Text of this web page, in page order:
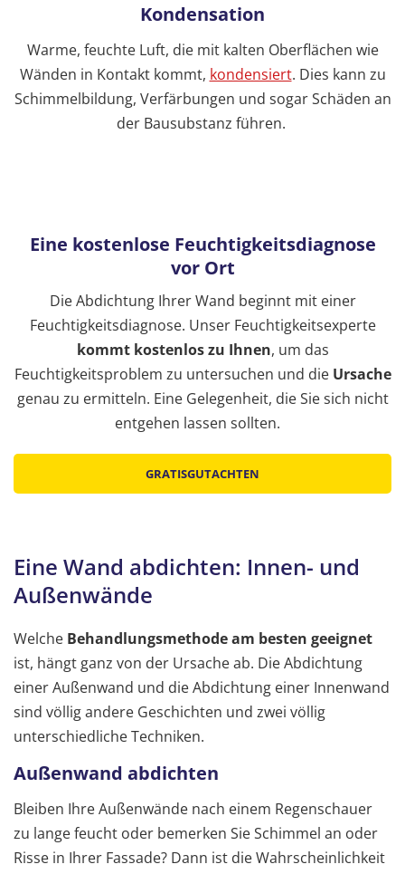
Kondensation
Warme, feuchte Luft, die mit kalten Oberflächen wie
Wänden in Kontakt kommt, kondensiert. Dies kann zu
Schimmelbildung, Verfärbungen und sogar Schäden an
der Bausubstanz führen.
Eine kostenlose Feuchtigkeitsdiagnose
vor Ort
Die Abdichtung Ihrer Wand beginnt mit einer
Feuchtigkeitsdiagnose. Unser Feuchtigkeitsexperte
kommt kostenlos zu Ihnen, um das
Feuchtigkeitsproblem zu untersuchen und die Ursache
genau zu ermitteln. Eine Gelegenheit, die Sie sich nicht
entgehen lassen sollten.
GRATISGUTACHTEN
Eine Wand abdichten: Innen- und
Außenwände
Welche Behandlungsmethode am besten geeignet
ist, hängt ganz von der Ursache ab. Die Abdichtung
einer Außenwand und die Abdichtung einer Innenwand
sind völlig andere Geschichten und zwei völlig
unterschiedliche Techniken.
Außenwand abdichten
Bleiben Ihre Außenwände nach einem Regenschauer
zu lange feucht oder bemerken Sie Schimmel an oder
Risse in Ihrer Fassade? Dann ist die Wahrscheinlichkeit